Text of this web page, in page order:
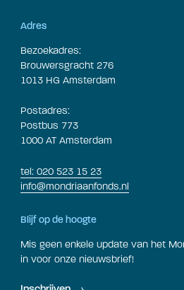
Adres
Bezoekadres:
Brouwersgracht 276
1013 HG Amsterdam
Postadres:
Postbus 773
1000 AT Amsterdam
tel: 020 523 15 23
info@mondriaanfonds.nl
Blijf op de hoogte
Mis geen enkele update van het
in voor onze nieuwsbrief!